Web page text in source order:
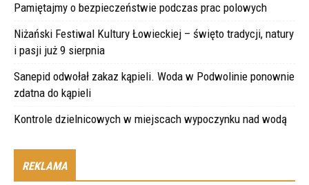
Pamiętajmy o bezpieczeństwie podczas prac polowych
Niżański Festiwal Kultury Łowieckiej – święto tradycji, natury
i pasji już 9 sierpnia
Sanepid odwołał zakaz kąpieli. Woda w Podwolinie ponownie
zdatna do kąpieli
Kontrole dzielnicowych w miejscach wypoczynku nad wodą
REKLAMA